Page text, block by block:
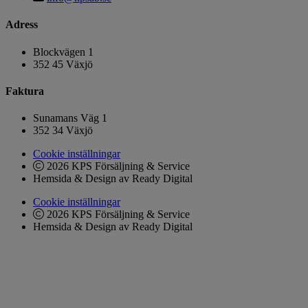
Adress
Blockvägen 1
352 45 Växjö
Faktura
Sunamans Väg 1
352 34 Växjö
Cookie inställningar
2026 KPS Försäljning & Service
Hemsida & Design av Ready Digital
Cookie inställningar
2026 KPS Försäljning & Service
Hemsida & Design av Ready Digital